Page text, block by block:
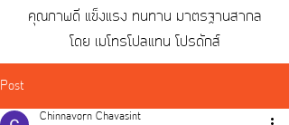
คุณภาพดี แข็งแรง ทนทาน มาตรฐานสากล
โดย เมโทรโปลิแทน โปรดักส์
Post
Chinnavorn Chavasint